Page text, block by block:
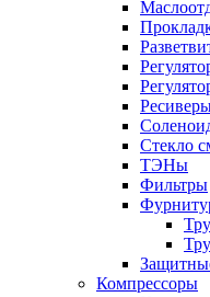
Стекло
ТЭНы
Фильтры
Компрессоры